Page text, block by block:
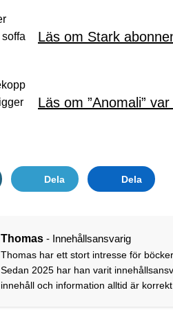
Läs om Stark
Läs om ”Anomali”
Dela Dela
Thomas - Innehållsansvarig
Thomas har ett stort intresse för
Sedan 2025 har han varit
innehåll och information alltid är